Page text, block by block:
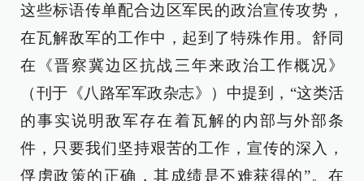
这些标语传单配合边区军民的政治宣传攻势，
在瓦解敌军的工作中，起到了特殊作用。舒同
在《晋察冀边区抗战三年来政治工作概况》
（刊于《八路军军政杂志》）中提到，“这类活
的事实说明敌军存在着瓦解的内部与外部条
件，只要我们坚持艰苦的工作，宣传的深入，
俘虏政策的正确，其成绩是不难获得的”。在